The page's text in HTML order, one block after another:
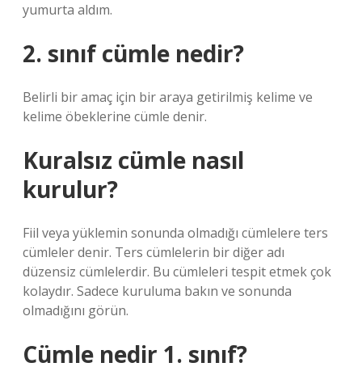
yumurta aldım.
2. sınıf cümle nedir?
Belirli bir amaç için bir araya getirilmiş kelime ve
kelime öbeklerine cümle denir.
Kuralsız cümle nasıl
kurulur?
Fiil veya yüklemin sonunda olmadığı cümlelere ters
cümleler denir. Ters cümlelerin bir diğer adı
düzensiz cümlelerdir. Bu cümleleri tespit etmek çok
kolaydır. Sadece kuruluma bakın ve sonunda
olmadığını görün.
Cümle nedir 1. sınıf?